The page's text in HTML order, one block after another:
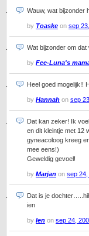
Wauw, wat bijzonder
by Toaske on sep
Wat bijzonder om
by Fee-Luna's
Heel goed mogelijk!!
by Hannah on sep
Dat kan zeker! Ik
en dit kleintje met 12
gyneacoloog kreeg
mee eens!)
Geweldig gevoel!
by Marjan on sep 24,
Dat is je
ien
by Ien on sep 24,